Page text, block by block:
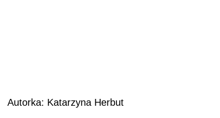
Autorka: Katarzyna Herbut